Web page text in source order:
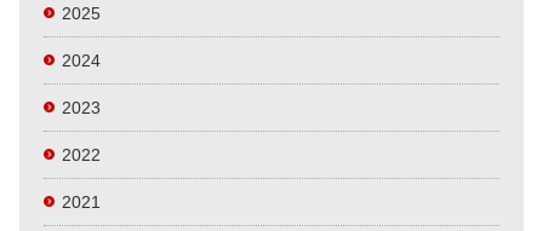
2025
2024
2023
2022
2021